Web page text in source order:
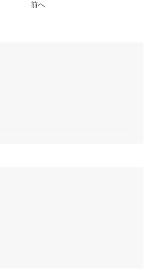
前へ